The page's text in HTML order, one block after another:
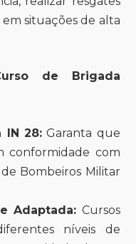
situações de alta
de Brigada
IN 28:Garanta que
conformidade com
Bombeiros Militar
Adaptada: Cursos
níveis de